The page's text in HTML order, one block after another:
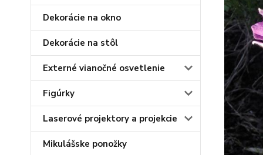
Dekorácie na okno
Dekorácie na stôl
Externé vianočné osvetlenie
Figúrky
Laserové projektory a projekcie
Mikulášske ponožky